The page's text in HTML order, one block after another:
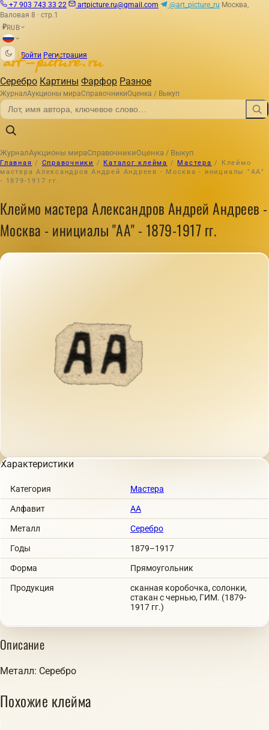
+7 903 743 33 22 artpicture.ru@gmail.com @art_picture_ru Москва,
Валовая 8 · стр.1
₽RUB
Войти Регистрация
Серебро Картины Фарфор Разное
ЖурналАукционы мираСправочникиОценка / Выкуп
ЖурналАукционы мираСправочникиОценка / Выкуп
Главная / Справочники / Каталог клейма / Мастера /
Клеймо
мастера Александров Андрей Андреев - Москва - инициалы "АА"
- 1879-1917 гг.
Клеймо мастера Александров Андрей Андреев -
Москва - инициалы "АА" - 1879-1917 гг.
Характеристики
Категория Мастера
Алфавит АА
Металл Серебро
Годы 1879–1917
Форма Прямоугольник
Продукция
сканная коробочка, солонки,
стакан с чернью, ГИМ. (1879-
1917 гг.)
Описание
Металл: Серебро
Похожие клейма